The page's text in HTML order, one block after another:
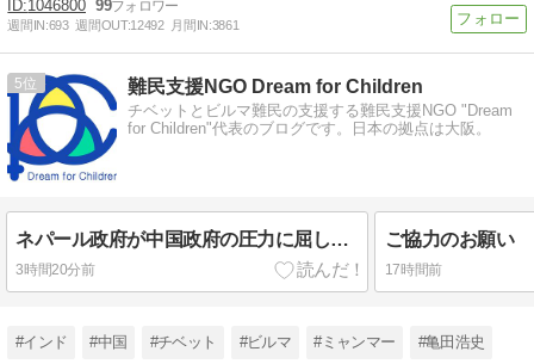
1046800 99
週間IN:693 週間OUT:12492 月間IN:3861
5 難民支援NGO Dream for Children
チベットとビルマ難民の支援する難民支援NGO "Dream
for Children"代表のブログです。日本の拠点は大阪。
ネパール政府が中国政府の圧力に屈し、国際チベット学会を中止
3時間20分前
ご協力のお願い
17時間前
#インド #中国 #チベット #ビルマ #ミャンマー #亀田浩史